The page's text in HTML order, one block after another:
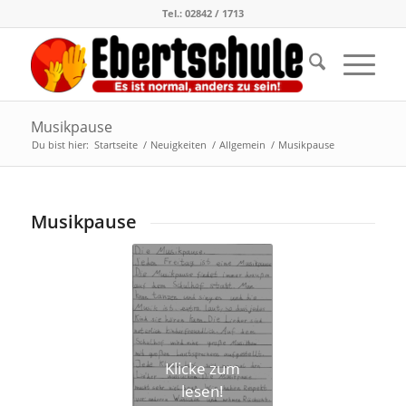
Tel.: 02842 / 1713
Musikpause
Du bist hier: Startseite / Neuigkeiten / Allgemein / Musikpause
Musikpause
Klicke zum
lesen!